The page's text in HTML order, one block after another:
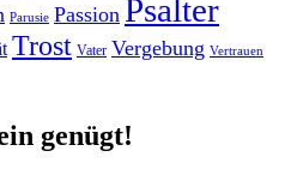
Parusie Passion Psalter
Trost Vater Vergebung Vertrauen
genügt!